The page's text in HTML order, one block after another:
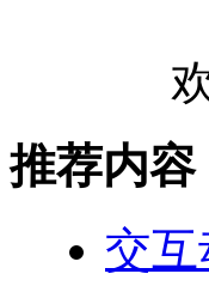
推荐内容
交